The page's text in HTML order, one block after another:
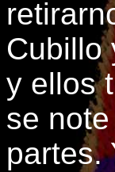
Cubillo
y ellos
se
partes.